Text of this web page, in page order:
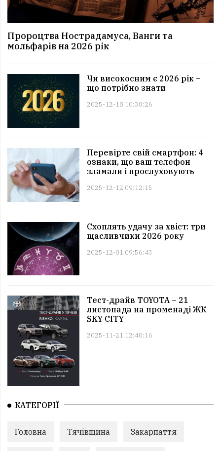
Пророцтва Нострадамуса, Ванги та
мольфарів на 2026 рік
Чи високосним є 2026 рік –
що потрібно знати
2025-12-18 10:38:26
Перевірте свій смартфон: 4
ознаки, що ваш телефон
зламали і прослуховують
2025-12-12 09:12:15
Схоплять удачу за хвіст: три
щасливчики 2026 року
2025-12-01 09:56:43
Тест-драйв TOYOTA – 21
листопада на променаді ЖК
SKY CITY
2025-11-21 12:40:16
КАТЕГОРІЇ
Головна Тячівщина Закарпаття